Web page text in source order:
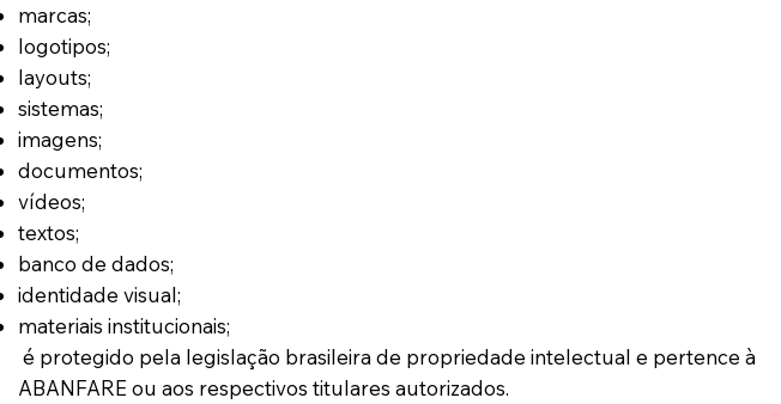
marcas;
logotipos;
layouts;
sistemas;
imagens;
documentos;
vídeos;
textos;
banco de dados;
identidade visual;
materiais institucionais;
é protegido pela legislação brasileira de propriedade intelectual e pertence à
ABANFARE ou aos respectivos titulares autorizados.